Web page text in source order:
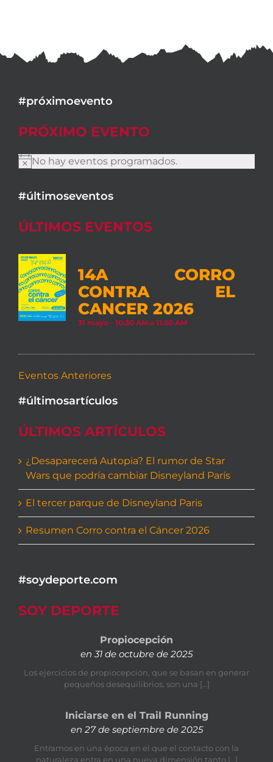
#próximoevento
PRÓXIMO EVENTO
Aviso
No hay eventos programados.
#últimoseventos
ÚLTIMOS EVENTOS
14A CORRO
CONTRA EL
CANCER 2026
31 mayo - 10:30 AMa 11:30 AM
Eventos Anteriores
#últimosartículos
ÚLTIMOS ARTÍCULOS
¿Desaparecerá Autopia? El rumor de Star
Wars que podría cambiar Disneyland París
El tercer parque de Disneyland Paris
Resumen Corro contra el Cáncer 2026
#soydeporte.com
SOY DEPORTE
Propiocepción
en 31 de octubre de 2025
Los ejercicios de propiocepción, que se basan en generar
pequeños desequilibrios, son una […]
Iniciarse en el Trail Running
en 27 de septiembre de 2025
Entramos en una época en el que el contacto con la
naturaleza entra en una nueva dimensión tanto […]